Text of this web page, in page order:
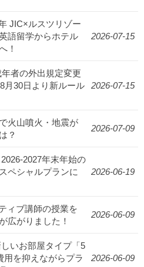
JIC×ルスツリゾー
語留学からホテル
！
2026-07-15
年者の外出規定変更
月30日より新ルール
2026-07-15
火山噴火・地震が
？
2026-07-09
2027年末年始の
ペシャルプランに
2026-06-19
ィブ講師の授業を
広がりました！
2026-06-09
しいお部屋タイプ「5
用を抑えながらプラ
2026-06-09